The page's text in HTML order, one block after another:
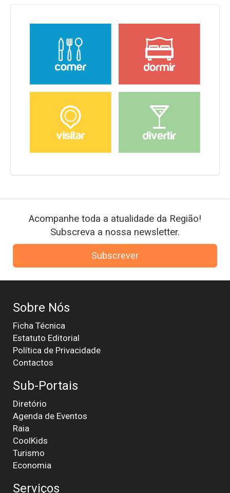
Acompanhe toda a atualidade da Região!
Subscreva a nossa newsletter.
Subscrever
Sobre Nós
Ficha Técnica
Estatuto Editorial
Política de Privacidade
Contactos
Sub-Portais
Diretório
Agenda de Eventos
Raia
CoolKids
Turismo
Economia
Serviços